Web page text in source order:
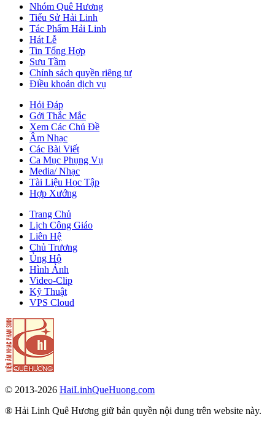
Nhóm Quê Hương
Tiểu Sử Hải Linh
Tác Phẩm Hải Linh
Hát Lễ
Tin Tổng Hợp
Sưu Tầm
Chính sách quyền riêng tư
Điều khoản dịch vụ
Hỏi Đáp
Gởi Thắc Mắc
Xem Các Chủ Đề
Âm Nhạc
Các Bài Viết
Ca Mục Phụng Vụ
Media/ Nhạc
Tài Liệu Học Tập
Hợp Xướng
Trang Chủ
Lịch Công Giáo
Liên Hệ
Chủ Trương
Ủng Hộ
Hình Ảnh
Video-Clip
Kỹ Thuật
VPS Cloud
© 2013-2026 HaiLinhQueHuong.com
® Hải Linh Quê Hương giữ bản quyền nội dung trên website này.